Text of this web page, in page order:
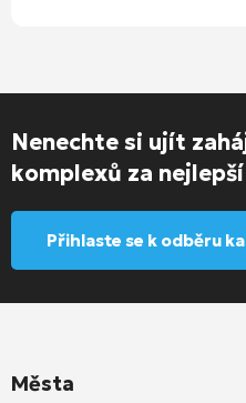
Nenechte si ujít
komplexů za
Přihlaste se k odběru
Města